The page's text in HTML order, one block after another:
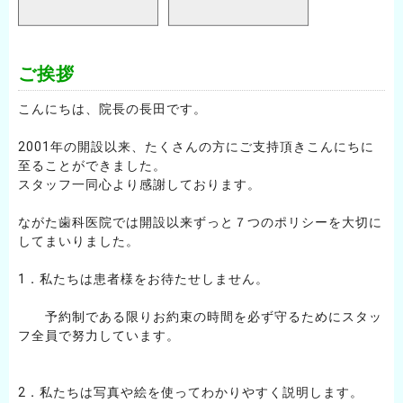
ご挨拶
こんにちは、院長の長田です。
2001年の開設以来、たくさんの方にご支持頂きこんにちに
至ることができました。
スタッフ一同心より感謝しております。
ながた歯科医院では開設以来ずっと７つのポリシーを大切に
してまいりました。
1．私たちは患者様をお待たせしません。
予約制である限りお約束の時間を必ず守るためにスタッ
フ全員で努力しています。
2．私たちは写真や絵を使ってわかりやすく説明します。